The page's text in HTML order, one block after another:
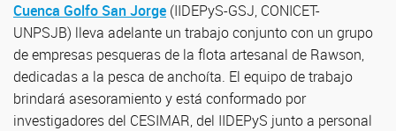
Cuenca Golfo San Jorge (IIDEPyS-GSJ, CONICET-
UNPSJB) lleva adelante un trabajo conjunto con un grupo
de empresas pesqueras de la flota artesanal de Rawson,
dedicadas a la pesca de anchoíta. El equipo de trabajo
brindará asesoramiento y está conformado por
investigadores del CESIMAR, del IIDEPyS junto a personal